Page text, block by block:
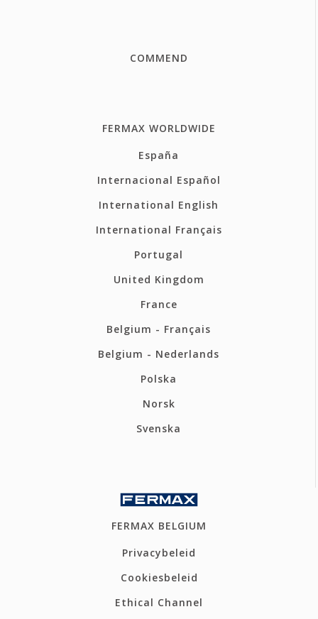
COMMEND
FERMAX WORLDWIDE
España
Internacional Español
International English
International Français
Portugal
United Kingdom
France
Belgium - Français
Belgium - Nederlands
Polska
Norsk
Svenska
FERMAX BELGIUM
Privacybeleid
Cookiesbeleid
Ethical Channel